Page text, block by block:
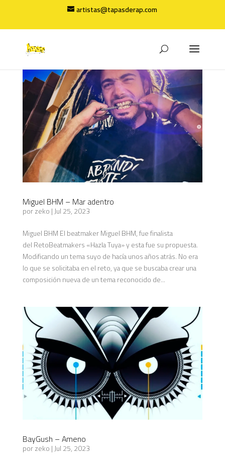
artistas@tapasderap.com
Miguel BHM – Mar adentro
porzeko|Jul 25, 2023
Miguel BHM El beatmaker Miguel BHM, fue finalista
del RetoBeatmakers «Hazla Tuya» y esta fue su propuesta.
Modificando un tema suyo de hacía unos años atrás. No era
lo que se solicitaba en el reto, ya que se buscaba crear una
composición nueva de un tema reconocido de...
BayGush – Ameno
porzeko|Jul 25, 2023